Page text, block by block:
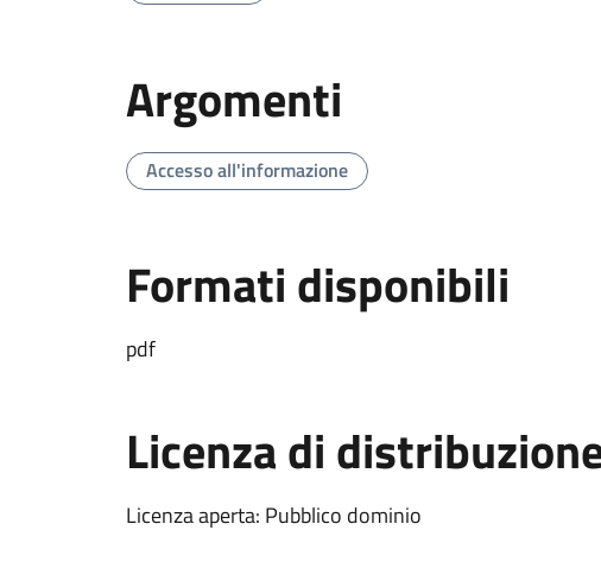
Argomenti
Accesso all'informazione
Formati disponibili
pdf
Licenza di
Licenza aperta: Pubblico dominio